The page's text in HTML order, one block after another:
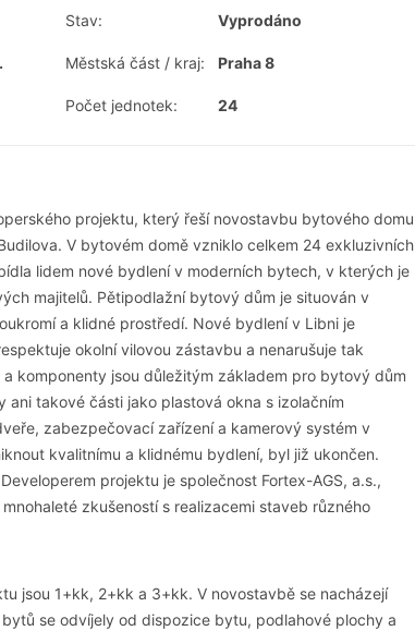
Stav: Vyprodáno
Městská část / kraj: Praha 8
Počet jednotek: 24
projektu, který řeší novostavbu bytového domu
V bytovém domě vzniklo celkem 24 exkluzivních
lidem nové bydlení v moderních bytech, v kterých je
majitelů. Pětipodlažní bytový dům je situován v
a klidné prostředí. Nové bydlení v Libni je
okolní vilovou zástavbu a nenarušuje tak
komponenty jsou důležitým základem pro bytový dům
ani takové části jako plastová okna s izolačním
zabezpečovací zařízení a kamerový systém v
kvalitnímu a klidnému bydlení, byl již ukončen.
projektu je společnost Fortex-AGS, a.s.,
zkušeností s realizacemi staveb různého
jsou 1+kk, 2+kk a 3+kk. V novostavbě se nacházejí
se odvíjely od dispozice bytu, podlahové plochy a